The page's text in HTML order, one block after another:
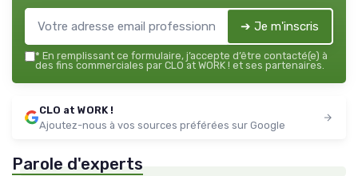
➔ Je m'inscris
* En remplissant ce formulaire, j’accepte d’être contacté(e) à
des fins commerciales par CLO at WORK ! et ses partenaires.
CLO at WORK !
Ajoutez-nous à vos sources préférées sur Google
Parole d'experts